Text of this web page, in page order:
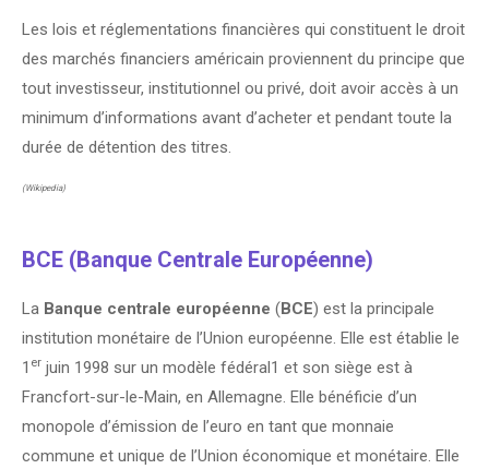
Les lois et réglementations financières qui constituent le droit
des marchés financiers américain proviennent du principe que
tout investisseur, institutionnel ou privé, doit avoir accès à un
minimum d’informations avant d’acheter et pendant toute la
durée de détention des titres.
(Wikipedia)
BCE (Banque Centrale Européenne)
La Banque centrale européenne (BCE) est la principale
institution monétaire de l’Union européenne. Elle est établie le
1 er juin 1998 sur un modèle fédéral1 et son siège est à
Francfort-sur-le-Main, en Allemagne. Elle bénéficie d’un
monopole d’émission de l’euro en tant que monnaie
commune et unique de l’Union économique et monétaire. Elle